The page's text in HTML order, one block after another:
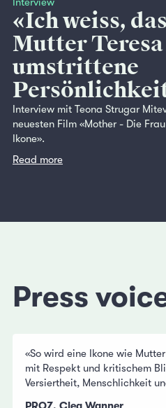
«Ich weiss,
Mutter
umstrittene
Interview mit Teona Strugar
neuesten Film «Mother - Die
Ikone».
Read more
Press
«So wird eine Ikone wie
mit Respekt und kritischem
Versiertheit, Menschlichkeit